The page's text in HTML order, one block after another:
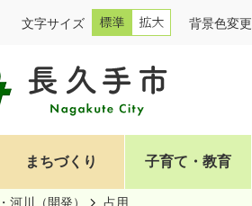
文字サイズ 背景色変更
まちづくり 子育て・教育
河川（開発） 占用